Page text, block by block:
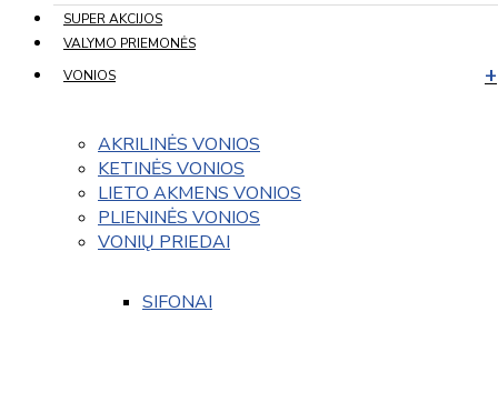
SUPER AKCIJOS
VALYMO PRIEMONĖS
VONIOS
AKRILINĖS VONIOS
KETINĖS VONIOS
LIETO AKMENS VONIOS
PLIENINĖS VONIOS
VONIŲ PRIEDAI
SIFONAI